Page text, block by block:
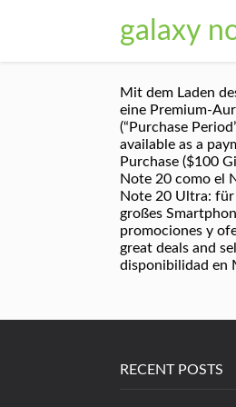
galaxy
Mit dem Laden
eine Premium-
(“Purchase
available as a
Purchase ($100
Note 20 como el
Note 20 Ultra: für
großes
promociones y
great deals and
disponibilidad en
RECENT POSTS